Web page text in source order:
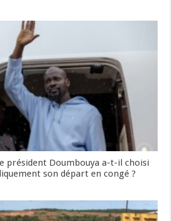
président Doumbouya a-t-il choisi
son départ en congé ?